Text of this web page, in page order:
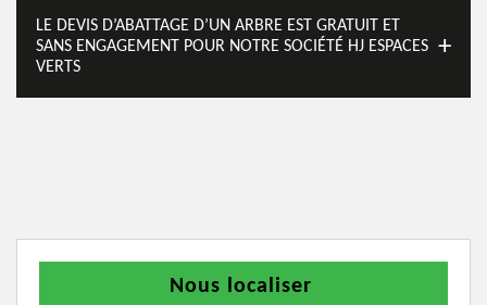
LE DEVIS D’ABATTAGE D’UN ARBRE EST GRATUIT ET
SANS ENGAGEMENT POUR NOTRE SOCIÉTÉ HJ ESPACES
VERTS
Nous localiser